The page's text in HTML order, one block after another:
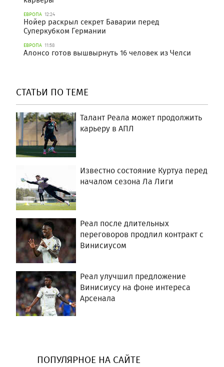
ЕВРОПА 12:24
Нойер раскрыл секрет Баварии перед
Суперкубком Германии
ЕВРОПА 11:58
Алонсо готов вышвырнуть 16 человек из Челси
СТАТЬИ ПО ТЕМЕ
Талант Реала может продолжить
карьеру в АПЛ
Известно состояние Куртуа перед
началом сезона Ла Лиги
Реал после длительных
переговоров продлил контракт с
Винисиусом
Реал улучшил предложение
Винисиусу на фоне интереса
Арсенала
ПОПУЛЯРНОЕ НА САЙТЕ